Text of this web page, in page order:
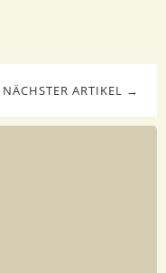
NÄCHSTER ARTIKEL →